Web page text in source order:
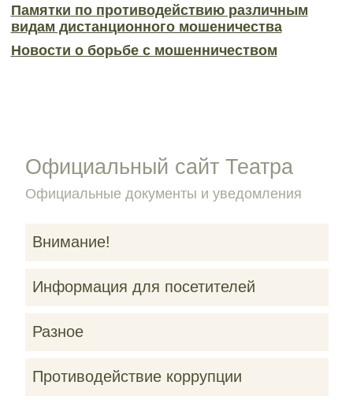
Памятки по противодействию различным
видам дистанционного мошеничества
Новости о борьбе с мошенничеством
Официальный сайт Театра
Официальные документы и уведомления
Внимание!
Информация для посетителей
Разное
Противодействие коррупции